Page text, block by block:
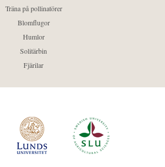
Träna på pollinatörer
Blomflugor
Humlor
Solitärbin
Fjärilar